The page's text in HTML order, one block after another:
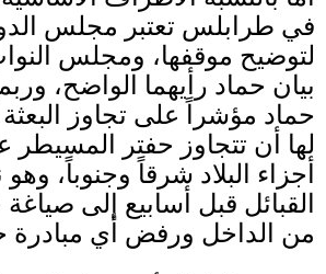
في طرابلس تعتبر مجلس
لتوضيح موقفها، ومجلس
بيان حماد رأيهما الواضح،
حماد مؤشراً على تجاوز
لها أن تتجاوز حفتر
أجزاء البلاد شرقاً وجنوباً،
القبائل قبل أسابيع إلى
من الداخل ورفض أي مبادرة